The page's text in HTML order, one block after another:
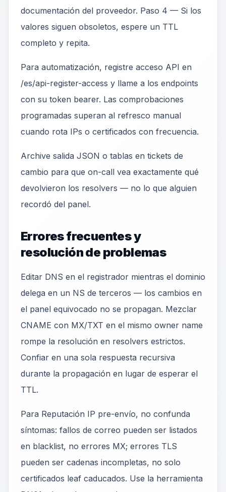
documentación del proveedor. Paso 4 — Si los
valores siguen obsoletos, espere un TTL
completo y repita.
Para automatización, registre acceso API en
/es/api-register-access y llame a los endpoints
con su token bearer. Las comprobaciones
programadas superan al refresco manual
cuando rota IPs o certificados con frecuencia.
Archive salida JSON o tablas en tickets de
cambio para que on-call vea exactamente qué
devolvieron los resolvers — no lo que alguien
recordó del panel.
Errores frecuentes y
resolución de problemas
Editar DNS en el registrador mientras el dominio
delega en un NS de terceros — los cambios en
el panel equivocado no se propagan. Mezclar
CNAME con MX/TXT en el mismo owner name
rompe la resolución en resolvers estrictos.
Confiar en una sola respuesta recursiva
durante la propagación en lugar de esperar el
TTL.
Para Reputación IP pre-envío, no confunda
síntomas: fallos de correo pueden ser listados
en blacklist, no errores MX; errores TLS
pueden ser cadenas incompletas, no solo
certificados leaf caducados. Use la herramienta